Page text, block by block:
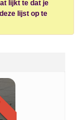
lijkt te dat je
lijst op te